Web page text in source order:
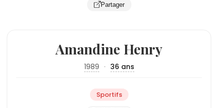
Partager
Amandine Henry
1989 · 36 ans
Sportifs